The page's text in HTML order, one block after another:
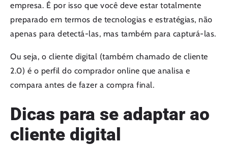
empresa. É por isso que você deve estar totalmente
preparado em termos de tecnologias e estratégias, não
apenas para detectá-las, mas também para capturá-las.
Ou seja, o cliente digital (também chamado de cliente
2.0) é o perfil do comprador online que analisa e
compara antes de fazer a compra final.
Dicas para se adaptar ao
cliente digital